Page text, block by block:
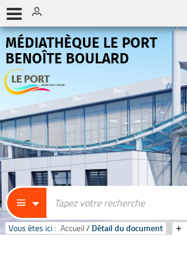
MÉDIATHÈQUE LE PORT
BENOÎTE BOULARD
Vous êtes ici : Accueil / Détail du document